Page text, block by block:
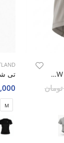
تی شرت ورزشی زنانه اسپورتلند SHIFT Prime W
M